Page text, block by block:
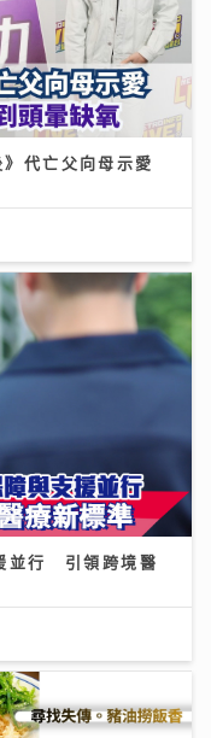
代亡父向母示愛
並行 引領跨境醫